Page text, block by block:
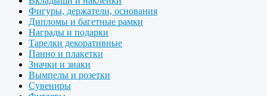
Фигуры, держатели, основания
Дипломы и багетные рамки
Награды и подарки
Тарелки декоративные
Панно и плакетки
Значки и знаки
Вымпелы и розетки
Сувениры